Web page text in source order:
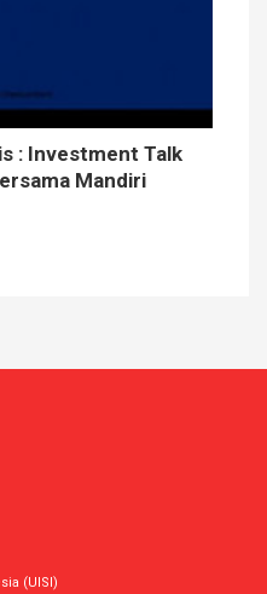
: Investment Talk
Mandiri
(UISI)